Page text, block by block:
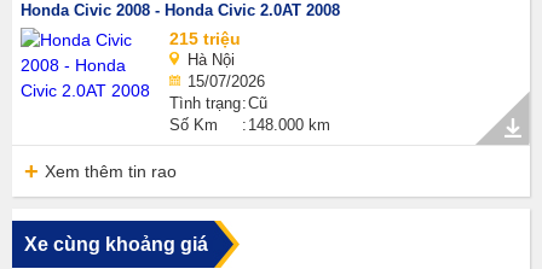
Honda Civic 2008 - Honda Civic 2.0AT 2008
215 triệu
Hà Nội
15/07/2026
Tình trạng Cũ
Số Km
148.000 km
Xem thêm tin rao
Xe cùng khoảng giá